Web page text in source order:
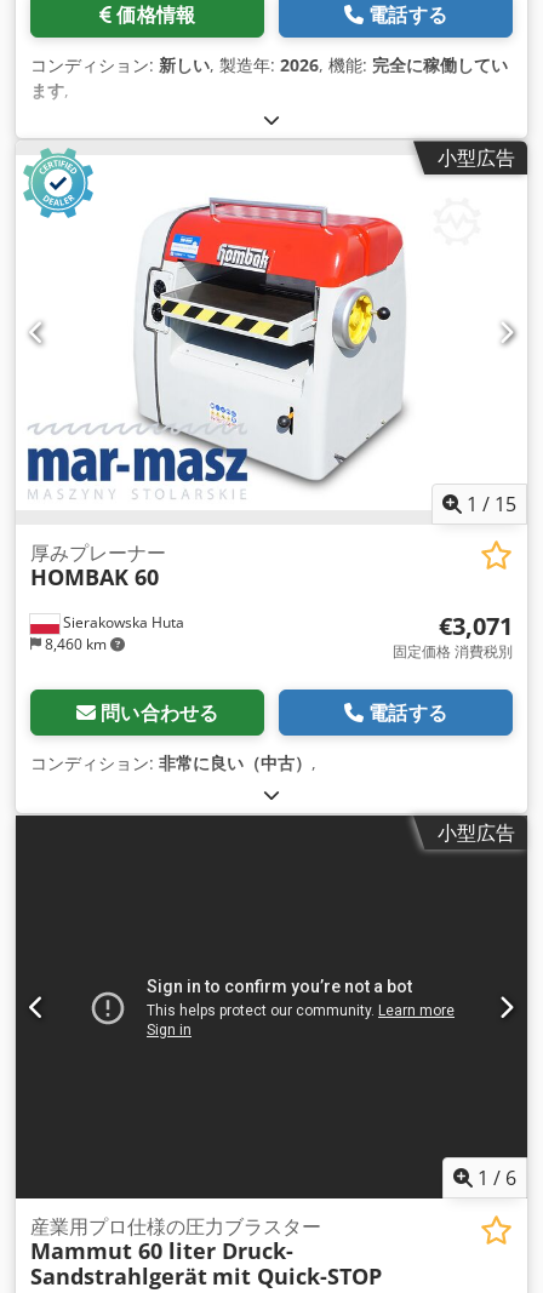
価格情報 電話する
コンディション: 新しい, 製造年: 2026, 機能: 完全に稼働してい
ます,
小型広告
1 / 15
Sierakowska Huta
8,460 km
厚みプレーナー
HOMBAK 60
€3,071
固定価格 消費税別
問い合わせる 電話する
コンディション: 非常に良い（中古） ,
小型広告
1 / 6
産業用プロ仕様の圧力ブラスター
Mammut 60 liter Druck-
Sandstrahlgerät mit Quick-STOP